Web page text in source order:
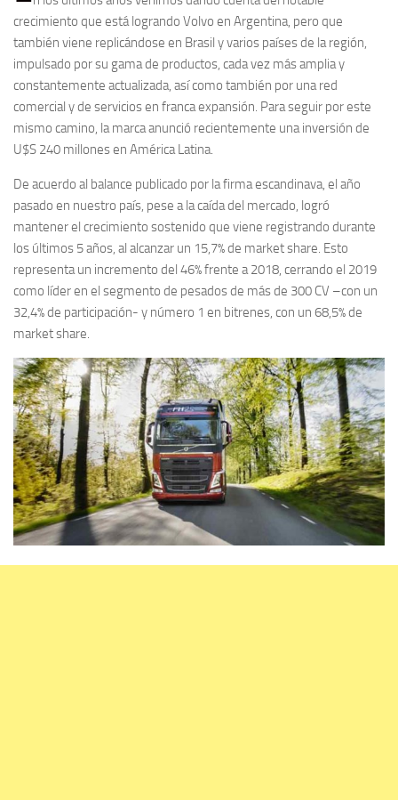
crecimiento que está logrando Volvo en Argentina, pero que
también viene replicándose en Brasil y varios países de la región,
impulsado por su gama de productos, cada vez más amplia y
constantemente actualizada, así como también por una red
comercial y de servicios en franca expansión. Para seguir por este
mismo camino, la marca anunció recientemente una inversión de
U$S 240 millones en América Latina.
De acuerdo al balance publicado por la firma escandinava, el año
pasado en nuestro país, pese a la caída del mercado, logró
mantener el crecimiento sostenido que viene registrando durante
los últimos 5 años, al alcanzar un 15,7% de market share. Esto
representa un incremento del 46% frente a 2018, cerrando el 2019
como líder en el segmento de pesados de más de 300 CV –con un
32,4% de participación- y número 1 en bitrenes, con un 68,5% de
market share.